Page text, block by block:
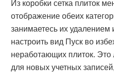
Из коробки сетка плиток
отображение обеих
занимаетесь их удалением
настроить вид Пуск во
неработающих плиток. Это
для новых учетных